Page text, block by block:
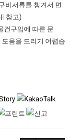
비서류를 챙겨서 면
참고)
건구입에 따른 문
움을 드리기 어렵습